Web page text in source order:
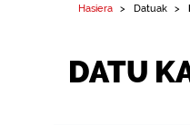
Hasiera Datuak
DATU